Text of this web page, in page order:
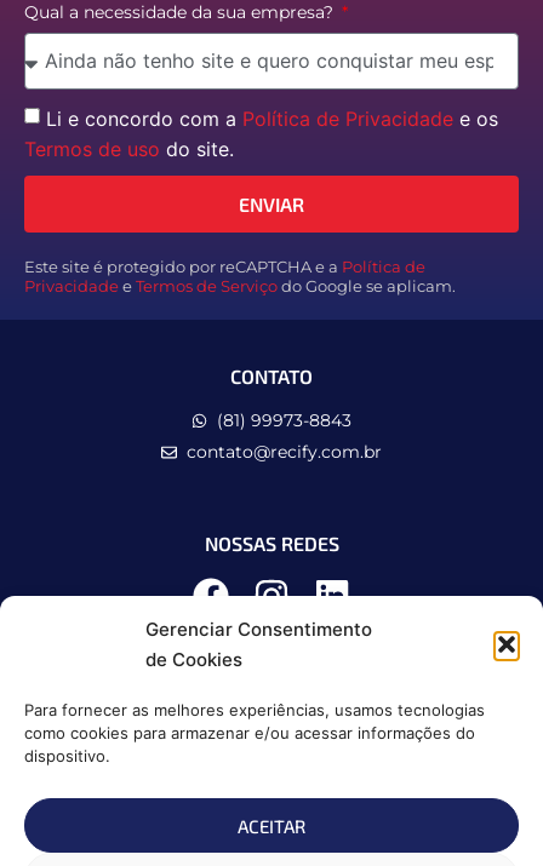
Gerenciar Consentimento
de Cookies
Para fornecer as melhores experiências, usamos tecnologias
como cookies para armazenar e/ou acessar informações do
dispositivo.
ACEITAR
Qual a necessidade da sua empresa?
Li e concordo com a Política de Privacidade e os
Termos de uso do site.
ENVIAR
Este site é protegido por reCAPTCHA e a Política de
Privacidade e Termos de Serviço do Google se aplicam.
CONTATO
(81) 99973-8843
contato@recify.com.br
NOSSAS REDES